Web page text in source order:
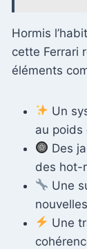
Hormis
cette Ferrari
éléments
Un
au poids
Des
des hot-
Une
Une